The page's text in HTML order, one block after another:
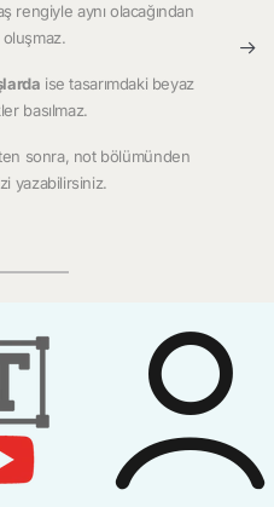
rengiyle aynı olacağından
oluşmaz.
ise tasarımdaki beyaz
basılmaz.
sonra, not bölümünden
yazabilirsiniz.